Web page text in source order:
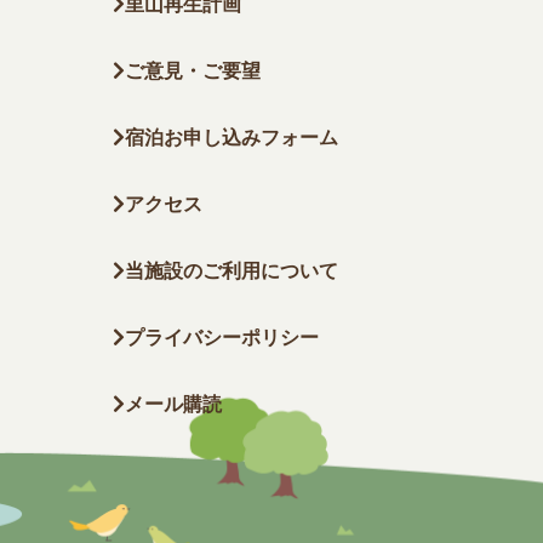
ご意見・ご要望
宿泊お申し込みフォーム
アクセス
当施設のご利用について
プライバシーポリシー
メール購読